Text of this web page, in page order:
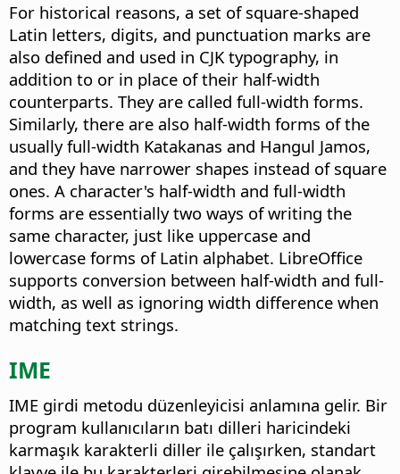
For historical reasons, a set of square-shaped
Latin letters, digits, and punctuation marks are
also defined and used in CJK typography, in
addition to or in place of their half-width
counterparts. They are called full-width forms.
Similarly, there are also half-width forms of the
usually full-width Katakanas and Hangul Jamos,
and they have narrower shapes instead of square
ones. A character's half-width and full-width
forms are essentially two ways of writing the
same character, just like uppercase and
lowercase forms of Latin alphabet. LibreOffice
supports conversion between half-width and full-
width, as well as ignoring width difference when
matching text strings.
IME
IME girdi metodu düzenleyicisi anlamına gelir. Bir
program kullanıcıların batı dilleri haricindeki
karmaşık karakterli diller ile çalışırken, standart